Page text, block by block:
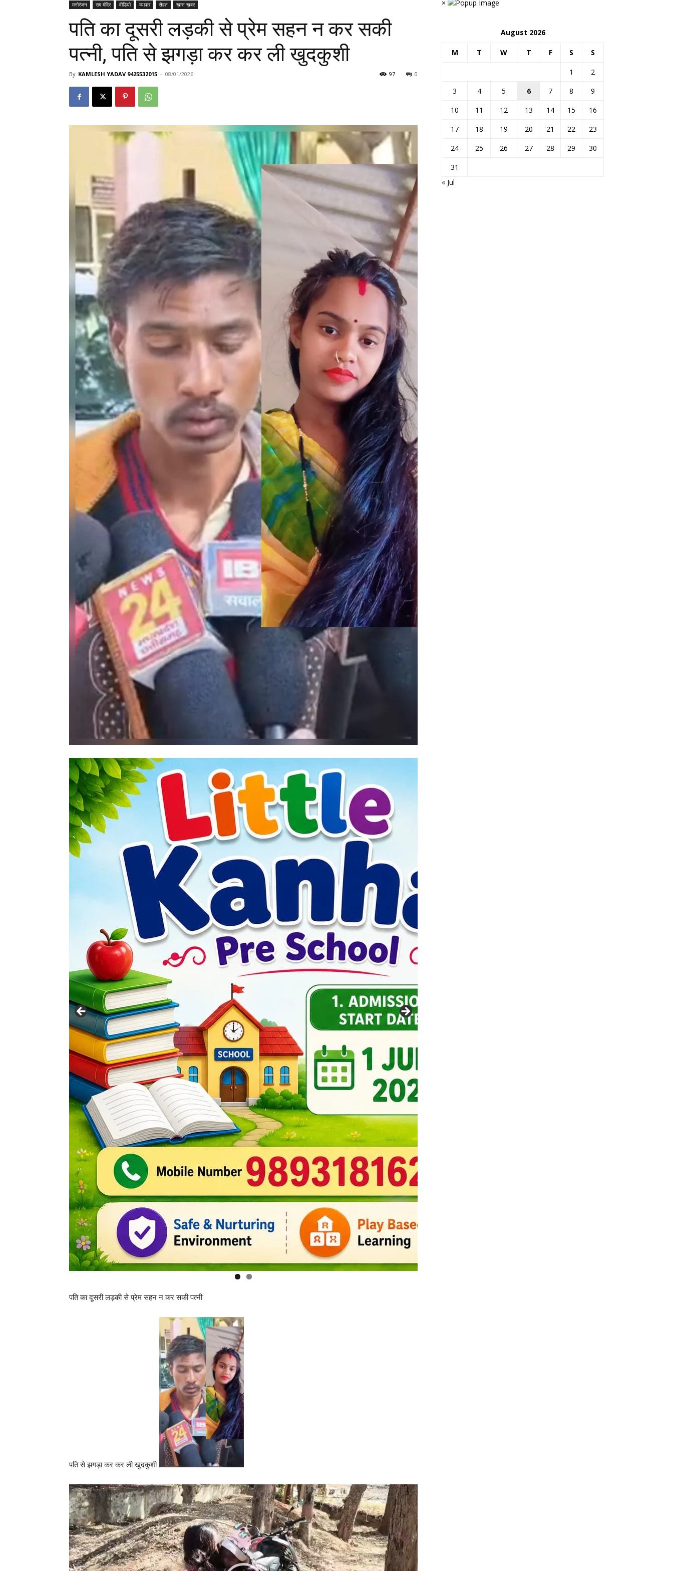
मनोरंजन
राम मंदिर वीडियो व्यापार सेहत ख़ास ख़बर
पति का दूसरी लड़की से प्रेम सहन न कर सकी
पत्नी, पति से झगड़ा कर कर ली खुदकुशी
By KAMLESH YADAV 9425532015 - 08/01/2026 0
97
पति का दूसरी लड़की से प्रेम सहन न कर सकी पत्नी
पति से झगड़ा कर कर ली खुदकुशी
Video
Player
×
August 2026
M T W T F S S
1
2
3
4 5 6 7 8
9
10
11 12 13 14 15
16
17
18 19 20 21 22
23
24
25 26 27 28 29
30
31
« Jul